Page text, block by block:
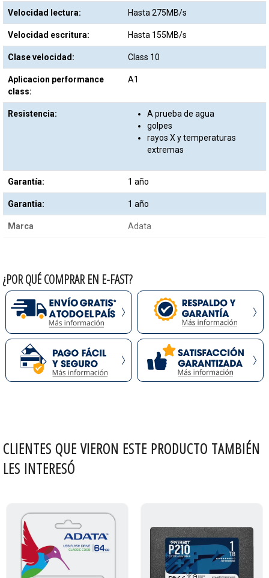
Velocidad lectura: Hasta 275MB/s
Velocidad escritura: Hasta 155MB/s
Clase velocidad: Class 10
Aplicacion performance
class:
A1
Resistencia:
A prueba de agua
golpes
rayos X y temperaturas
extremas
Garantía: 1 año
Garantia: 1 año
Marca Adata
¿POR QUÉ COMPRAR EN E-FAST?
CLIENTES QUE VIERON ESTE PRODUCTO TAMBIÉN
LES INTERESÓ